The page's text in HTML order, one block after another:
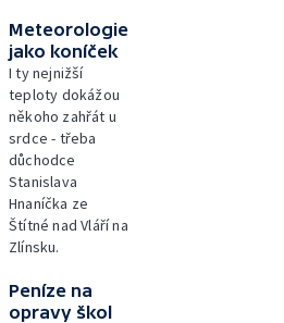
Meteorologie
jako koníček
I ty nejnižší
teploty dokážou
někoho zahřát u
srdce - třeba
důchodce
Stanislava
Hnaníčka ze
Štítné nad Vláří na
Zlínsku.
Peníze na
opravy škol